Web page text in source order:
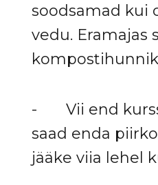
soodsamad kui
vedu. Eramajas
- Vii end
saad enda
jääke viia lehel